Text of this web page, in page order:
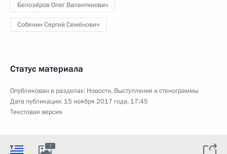
Белозёров Олег Валентинович
Собянин Сергей Семёнович
Статус материала
Опубликован в разделах: Новости, Выступления и стенограммы
Дата публикации: 15 ноября 2017 года, 17:45
Текстовая версия
7